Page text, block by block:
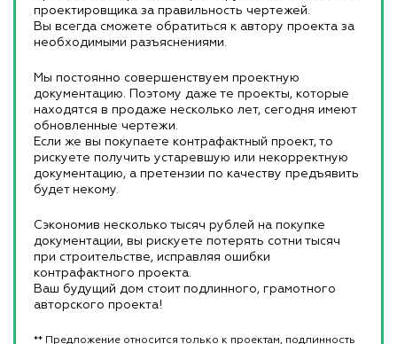
проектировщика за правильность чертежей.
Вы всегда сможете обратиться к автору проекта за
необходимыми разъяснениями.
Мы постоянно совершенствуем проектную
документацию. Поэтому даже те проекты, которые
находятся в продаже несколько лет, сегодня имеют
обновленные чертежи.
Если же вы покупаете контрафактный проект, то
рискуете получить устаревшую или некорректную
документацию, а претензии по качеству предъявить
будет некому.
Сэкономив несколько тысяч рублей на покупке
документации, вы рискуете потерять сотни тысяч
при строительстве, исправляя ошибки
контрафактного проекта.
Ваш будущий дом стоит подлинного, грамотного
авторского проекта!
** Предложение относится только к проектам, подлинность